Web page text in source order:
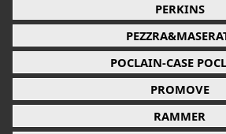
PERKINS
POCLAIN-CASE
PROMOVE
RAMMER